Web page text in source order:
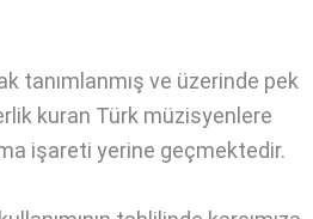
tanımlanmış ve üzerinde pek
kuran Türk müzisyenlere
işareti yerine geçmektedir.